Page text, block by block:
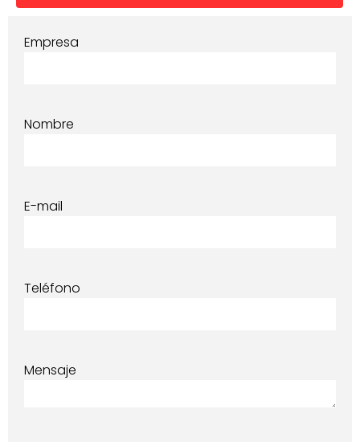
Empresa
Nombre
E-mail
Teléfono
Mensaje